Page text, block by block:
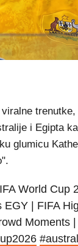
i Egipta
glumicu
World Cup
| FIFA
Moments |